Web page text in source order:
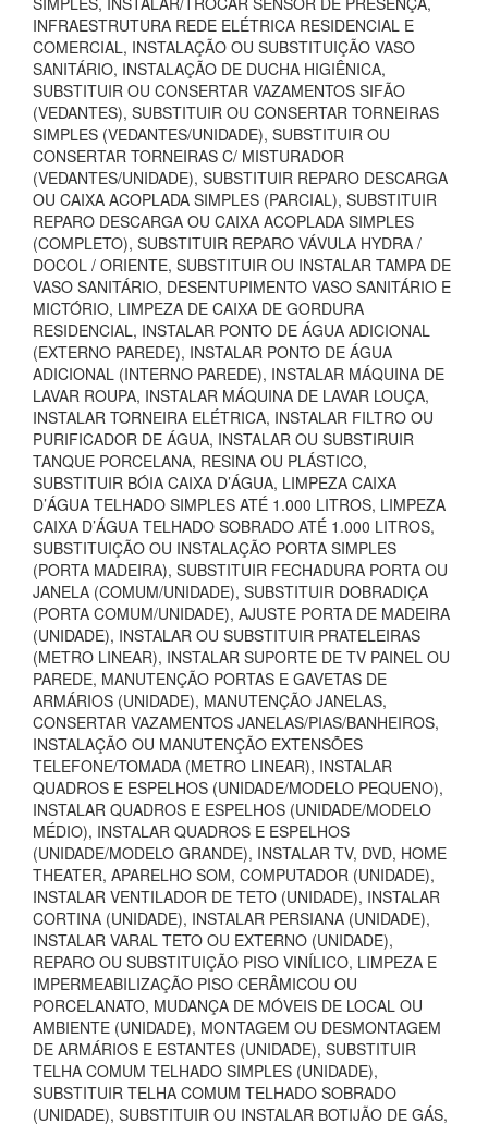
INFRAESTRUTURA REDE ELÉTRICA RESIDENCIAL E
COMERCIAL, INSTALAÇÃO OU SUBSTITUIÇÃO VASO
SANITÁRIO, INSTALAÇÃO DE DUCHA HIGIÊNICA,
SUBSTITUIR OU CONSERTAR VAZAMENTOS SIFÃO
(VEDANTES), SUBSTITUIR OU CONSERTAR TORNEIRAS
SIMPLES (VEDANTES/UNIDADE), SUBSTITUIR OU
CONSERTAR TORNEIRAS C/ MISTURADOR
(VEDANTES/UNIDADE), SUBSTITUIR REPARO DESCARGA
OU CAIXA ACOPLADA SIMPLES (PARCIAL), SUBSTITUIR
REPARO DESCARGA OU CAIXA ACOPLADA SIMPLES
(COMPLETO), SUBSTITUIR REPARO VÁVULA HYDRA /
DOCOL / ORIENTE, SUBSTITUIR OU INSTALAR TAMPA DE
VASO SANITÁRIO, DESENTUPIMENTO VASO SANITÁRIO E
MICTÓRIO, LIMPEZA DE CAIXA DE GORDURA
RESIDENCIAL, INSTALAR PONTO DE ÁGUA ADICIONAL
(EXTERNO PAREDE), INSTALAR PONTO DE ÁGUA
ADICIONAL (INTERNO PAREDE), INSTALAR MÁQUINA DE
LAVAR ROUPA, INSTALAR MÁQUINA DE LAVAR LOUÇA,
INSTALAR TORNEIRA ELÉTRICA, INSTALAR FILTRO OU
PURIFICADOR DE ÁGUA, INSTALAR OU SUBSTIRUIR
TANQUE PORCELANA, RESINA OU PLÁSTICO,
SUBSTITUIR BÓIA CAIXA D’ÁGUA, LIMPEZA CAIXA
D’ÁGUA TELHADO SIMPLES ATÉ 1.000 LITROS, LIMPEZA
CAIXA D’ÁGUA TELHADO SOBRADO ATÉ 1.000 LITROS,
SUBSTITUIÇÃO OU INSTALAÇÃO PORTA SIMPLES
(PORTA MADEIRA), SUBSTITUIR FECHADURA PORTA OU
JANELA (COMUM/UNIDADE), SUBSTITUIR DOBRADIÇA
(PORTA COMUM/UNIDADE), AJUSTE PORTA DE MADEIRA
(UNIDADE), INSTALAR OU SUBSTITUIR PRATELEIRAS
(METRO LINEAR), INSTALAR SUPORTE DE TV PAINEL OU
PAREDE, MANUTENÇÃO PORTAS E GAVETAS DE
ARMÁRIOS (UNIDADE), MANUTENÇÃO JANELAS,
CONSERTAR VAZAMENTOS JANELAS/PIAS/BANHEIROS,
INSTALAÇÃO OU MANUTENÇÃO EXTENSÕES
TELEFONE/TOMADA (METRO LINEAR), INSTALAR
QUADROS E ESPELHOS (UNIDADE/MODELO PEQUENO),
INSTALAR QUADROS E ESPELHOS (UNIDADE/MODELO
MÉDIO), INSTALAR QUADROS E ESPELHOS
(UNIDADE/MODELO GRANDE), INSTALAR TV, DVD, HOME
THEATER, APARELHO SOM, COMPUTADOR (UNIDADE),
INSTALAR VENTILADOR DE TETO (UNIDADE), INSTALAR
CORTINA (UNIDADE), INSTALAR PERSIANA (UNIDADE),
INSTALAR VARAL TETO OU EXTERNO (UNIDADE),
REPARO OU SUBSTITUIÇÃO PISO VINÍLICO, LIMPEZA E
IMPERMEABILIZAÇÃO PISO CERÂMICOU OU
PORCELANATO, MUDANÇA DE MÓVEIS DE LOCAL OU
AMBIENTE (UNIDADE), MONTAGEM OU DESMONTAGEM
DE ARMÁRIOS E ESTANTES (UNIDADE), SUBSTITUIR
TELHA COMUM TELHADO SIMPLES (UNIDADE),
SUBSTITUIR TELHA COMUM TELHADO SOBRADO
(UNIDADE), SUBSTITUIR OU INSTALAR BOTIJÃO DE GÁS,